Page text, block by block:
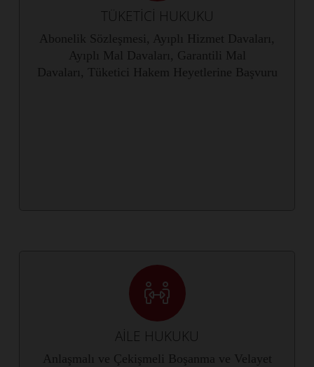
TÜKETİCİ HUKUKU
Abonelik Sözleşmesi, Ayıplı Hizmet Davaları,
Ayıplı Mal Davaları, Garantili Mal
Davaları, Tüketici Hakem Heyetlerine Başvuru
AİLE HUKUKU
Anlaşmalı ve Çekişmeli Boşanma ve Velayet